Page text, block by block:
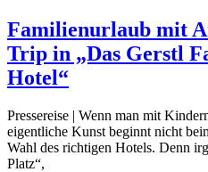
Familienurlaub mit
Trip in „Das Gerstl
Hotel“
Pressereise | Wenn man mit
eigentliche Kunst beginnt nicht
Wahl des richtigen Hotels. Denn
Platz“,